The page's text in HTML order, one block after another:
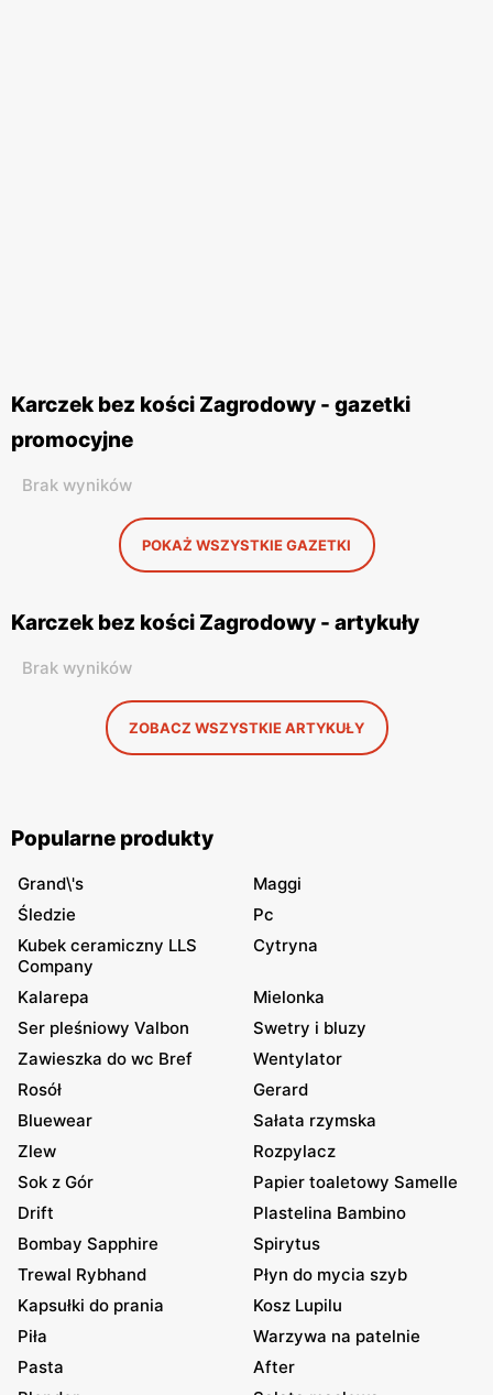
Karczek bez kości Zagrodowy - gazetki
promocyjne
Brak wyników
POKAŻ WSZYSTKIE GAZETKI
Karczek bez kości Zagrodowy - artykuły
Brak wyników
ZOBACZ WSZYSTKIE ARTYKUŁY
Popularne produkty
Grand\'s
Maggi
Śledzie
Pc
Kubek ceramiczny LLS
Company
Cytryna
Kalarepa
Mielonka
Ser pleśniowy Valbon
Swetry i bluzy
Zawieszka do wc Bref
Wentylator
Rosół
Gerard
Bluewear
Sałata rzymska
Zlew
Rozpylacz
Sok z Gór
Papier toaletowy Samelle
Drift
Plastelina Bambino
Bombay Sapphire
Spirytus
Trewal Rybhand
Płyn do mycia szyb
Kapsułki do prania
Kosz Lupilu
Piła
Warzywa na patelnie
Pasta
After